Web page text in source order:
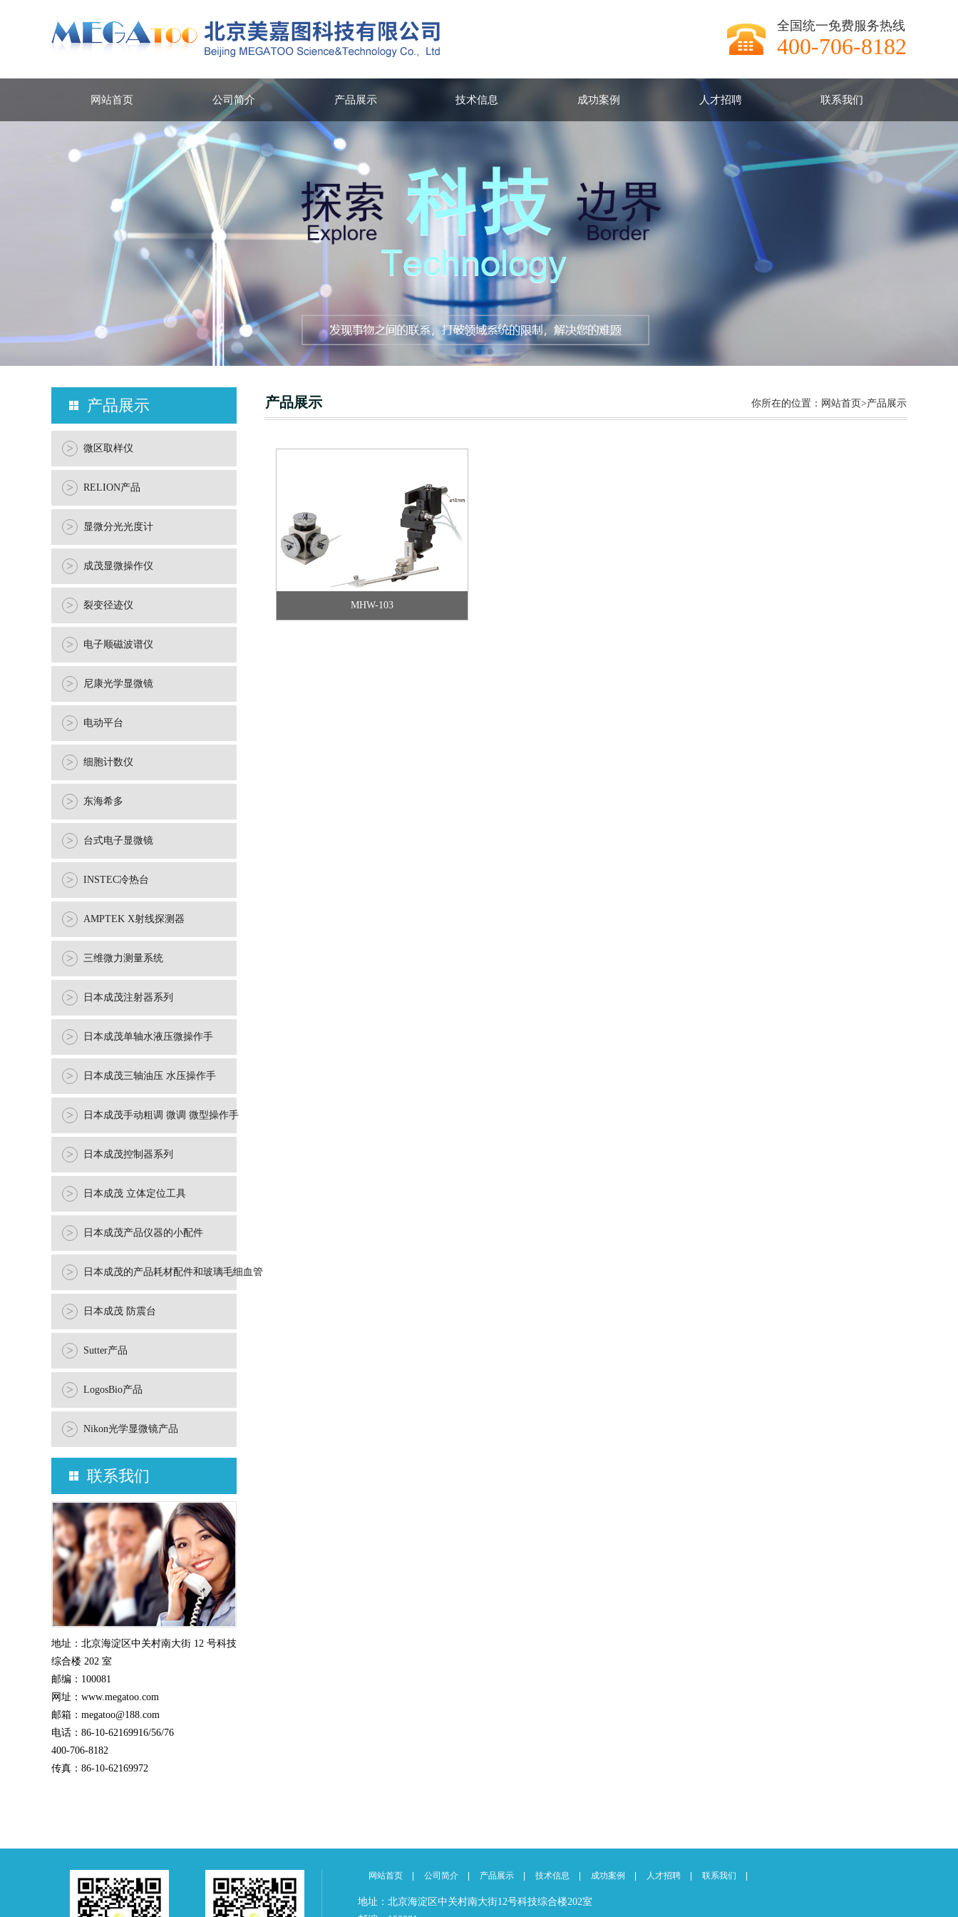
全国统一免费服务热线
400-706-8182
网站首页 公司简介 产品展示 技术信息 成功案例 人才招聘 联系我们
产品展示
> 微区取样仪
> RELION产品
> 显微分光光度计
> 成茂显微操作仪
> 裂变径迹仪
> 电子顺磁波谱仪
> 尼康光学显微镜
> 电动平台
> 细胞计数仪
> 东海希多
> 台式电子显微镜
> INSTEC冷热台
> AMPTEK X射线探测器
> 三维微力测量系统
> 日本成茂注射器系列
> 日本成茂单轴水液压微操作手
> 日本成茂三轴油压 水压操作手
> 日本成茂手动粗调 微调 微型操作手
> 日本成茂控制器系列
> 日本成茂 立体定位工具
> 日本成茂产品仪器的小配件
> 日本成茂的产品耗材配件和玻璃毛细血管
> 日本成茂 防震台
> Sutter产品
> LogosBio产品
> Nikon光学显微镜产品
联系我们
地址：北京海淀区中关村南大街 12 号科技
综合楼 202 室
邮编：100081
网址：www.megatoo.com
邮箱：megatoo@188.com
电话：86-10-62169916/56/76
400-706-8182
传真：86-10-62169972
产品展示 你所在的位置： 网站首页>产品展示
MHW-103
MHW-103
网站首页 公司简介 产品展示 技术信息 成功案例 人才招聘 联系我们
地址：北京海淀区中关村南大街12号科技综合楼202室